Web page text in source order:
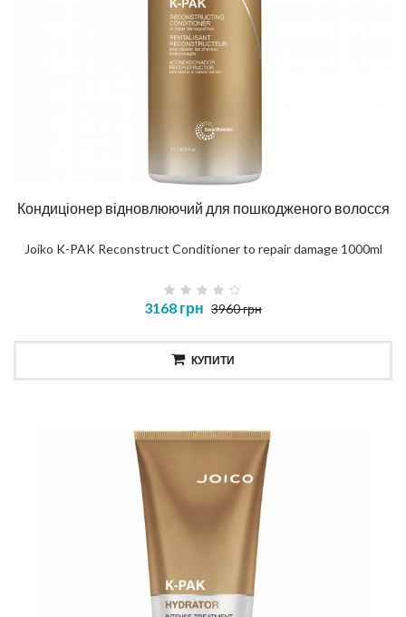
Кондиціонер відновлюючий для пошкодженого волосся
Joiko K-PAK Reconstruct Conditioner to repair damage 1000ml
3168 грн 3960 грн
КУПИТИ